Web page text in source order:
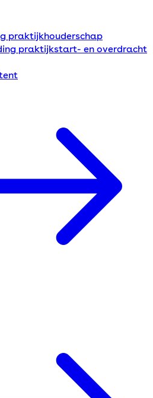
praktijkhouderschap
praktijkstart- en overdracht